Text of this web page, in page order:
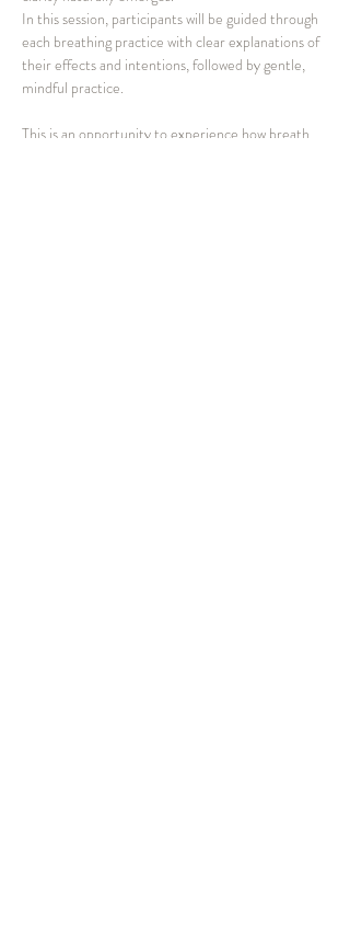
In this session, participants will be guided through
each breathing practice with clear explanations of
their effects and intentions, followed by gentle,
mindful practice.
This is an opportunity to experience how breath